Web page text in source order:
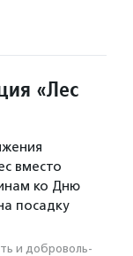
«Лес
вместо
ко Дню
посадку
и доброволь­